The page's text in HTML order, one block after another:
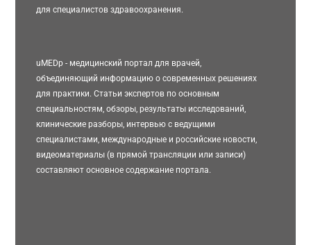
для специалистов здравоохранения.
uMEDp - медицинский портал для врачей,
объединяющий информацию о современных решениях
для практики. Статьи экспертов по основным
специальностям, обзоры, результаты исследований,
клинические разборы, интервью с ведущими
специалистами, международные и российские новости,
видеоматериалы (в прямой трансляции или записи)
составляют основное содержание портала.